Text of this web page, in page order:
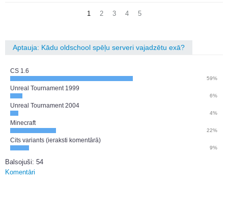
1 2 3 4 5
Aptauja: Kādu oldschool spēļu serveri vajadzētu exā?
CS 1.6
59%
Unreal Tournament 1999
6%
Unreal Tournament 2004
4%
Minecraft
22%
Cits variants (ieraksti komentārā)
9%
Balsojuši: 54
Komentāri